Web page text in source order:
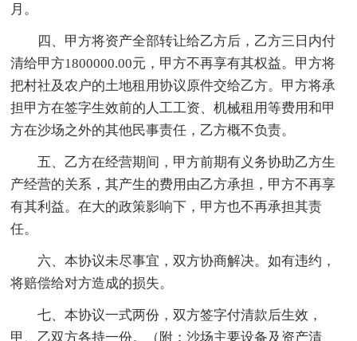
月。
四、甲方将资产全部转让给乙方后，乙方三日内付
清给甲方1800000.00元，甲方不再享有其权益。甲方将
把村社及农户的土地租用协议原件交给乙方。甲方将承
担甲方在签字生效前的人工工资、机械租用等费用和甲
方在沙场之外的其他民事责任，乙方概不负责。
五、乙方在经营期间，甲方前期有义务协助乙方生
产经营的关系，其产生的费用由乙方承担，甲方不再享
有其利益。在大的政策影响下，甲方也不再承担其责
任。
六、本协议未尽事宜，双方协商解决。如有违约，
将赔偿给对方造成的损失。
七、本协议一式两份，双方签字付清款后生效，
甲、乙双方各持一份。（附：沙场主要设备及资产清